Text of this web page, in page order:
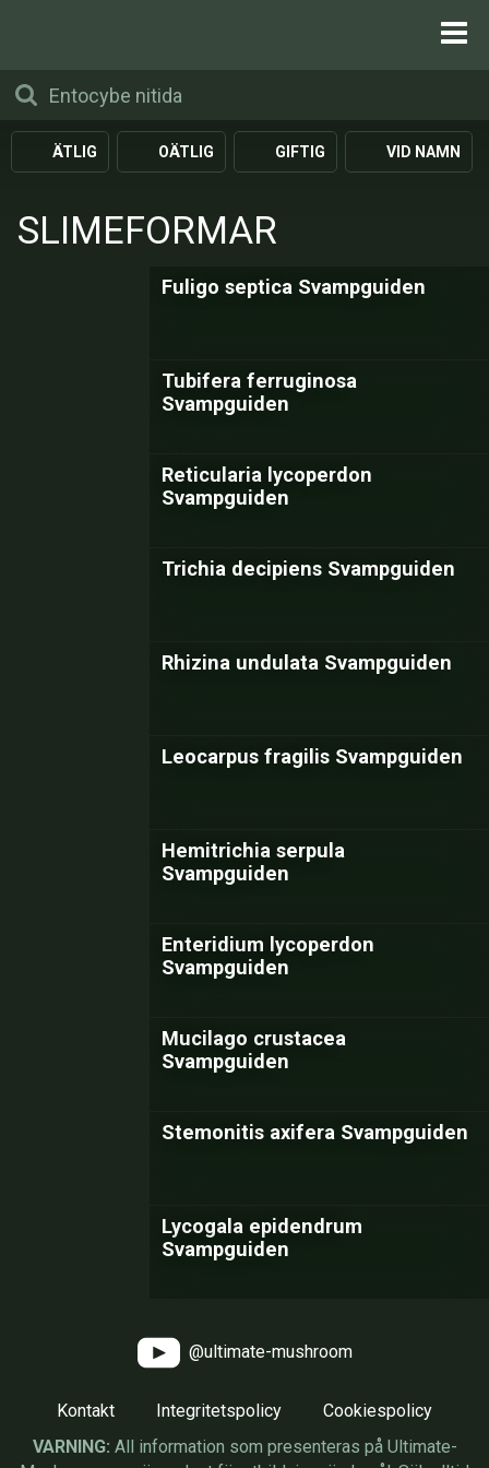
ÄTLIG OÄTLIG GIFTIG VID NAMN
SLIMEFORMAR
Fuligo septica Svampguiden
Tubifera ferruginosa
Svampguiden
Reticularia lycoperdon
Svampguiden
Trichia decipiens Svampguiden
Rhizina undulata Svampguiden
Leocarpus fragilis Svampguiden
Hemitrichia serpula
Svampguiden
Enteridium lycoperdon
Svampguiden
Mucilago crustacea
Svampguiden
Stemonitis axifera Svampguiden
Lycogala epidendrum
Svampguiden
@ultimate-mushroom
Kontakt Integritetspolicy
Cookiespolicy
VARNING: All information som presenteras på Ultimate-